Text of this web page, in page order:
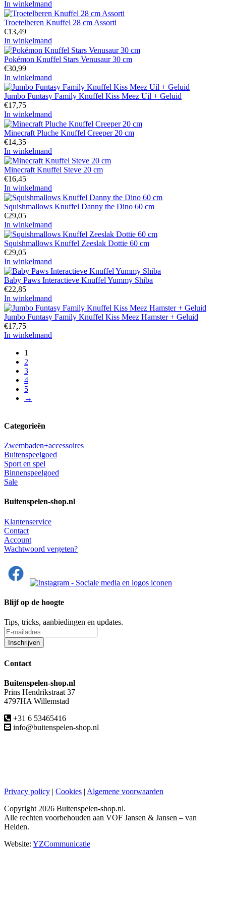
In winkelmand
Troetelberen Knuffel 28 cm Assorti
€13,49
In winkelmand
Pokémon Knuffel Stars Venusaur 30 cm
€30,99
In winkelmand
Jumbo Funtasy Family Knuffel Kiss Meez Uil + Geluid
€17,75
In winkelmand
Minecraft Pluche Knuffel Creeper 20 cm
€14,35
In winkelmand
Minecraft Knuffel Steve 20 cm
€16,45
In winkelmand
Squishmallows Knuffel Danny the Dino 60 cm
€29,05
In winkelmand
Squishmallows Knuffel Zeeslak Dottie 60 cm
€29,05
In winkelmand
Baby Paws Interactieve Knuffel Yummy Shiba
€22,85
In winkelmand
Jumbo Funtasy Family Knuffel Kiss Meez Hamster + Geluid
€17,75
In winkelmand
1
2
3
4
5
→
Categorieën
Zwembaden+accessoires
Buitenspeelgoed
Sport en spel
Binnenspeelgoed
Sale
Buitenspelen-shop.nl
Klantenservice
Contact
Account
Wachtwoord vergeten?
Blijf op de hoogte
Tips, tricks, aanbiedingen en updates.
Contact
Buitenspelen-shop.nl
Prins Hendrikstraat 37
4797HA Willemstad
+31 6 53465416
info@buitenspelen-shop.nl
Privacy policy | Cookies | Algemene voorwaarden
Copyright 2026 Buitenspelen-shop.nl.
Alle rechten voorbehouden aan VOF Jansen & Jansen – van
Helden.
Website: YZCommunicatie